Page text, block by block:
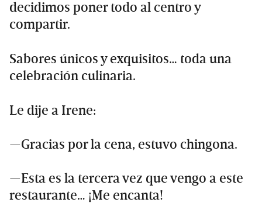
decidimos poner todo al centro y
compartir.
Sabores únicos y exquisitos… toda una
celebración culinaria.
Le dije a Irene:
—Gracias por la cena, estuvo chingona.
—Esta es la tercera vez que vengo a este
restaurante… ¡Me encanta!